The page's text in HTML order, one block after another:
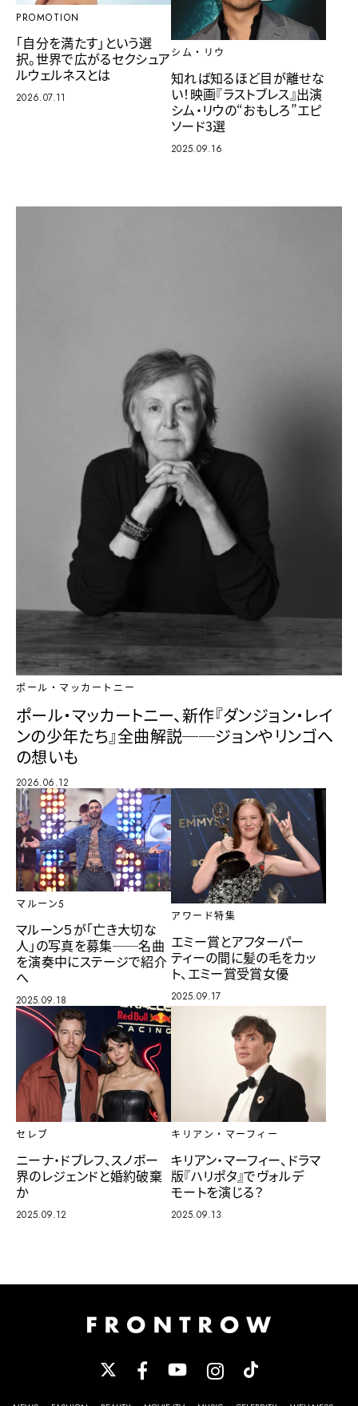
PROMOTION
「自分を満たす」という選
択。世界で広がるセクシュア
ルウェルネスとは
2026.07.11
シム・リウ
知れば知るほど目が離せな
い！映画『ラストブレス』出演
シム・リウの“おもしろ”エピ
ソード3選
2025.09.16
ポール・マッカートニー
ポール・マッカートニー、新作『ダンジョン・レイ
ンの少年たち』全曲解説──ジョンやリンゴへ
の想いも
2026.06.12
マルーン5
マルーン５が「亡き大切な
人」の写真を募集──名曲
を演奏中にステージで紹介
へ
2025.09.18
アワード特集
エミー賞とアフターパー
ティーの間に髪の毛をカッ
ト、エミー賞受賞女優
2025.09.17
セレブ
ニーナ・ドブレフ、スノボー
界のレジェンドと婚約破棄
か
2025.09.12
キリアン・マーフィー
キリアン・マーフィー、ドラマ
版『ハリポタ』でヴォルデ
モートを演じる？
2025.09.13